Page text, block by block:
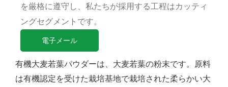
を厳格に遵守し、私たちが採用する工程はカッティ
ングセグメントです。
電子メール
有機大麦若葉パウダーは、大麦若葉の粉末です。原料
は有機認定を受けた栽培基地で栽培された柔らかい大